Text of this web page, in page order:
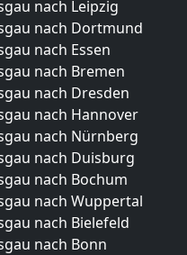
nach Leipzig
nach Dortmund
nach Essen
nach Bremen
nach Dresden
nach Hannover
nach Nürnberg
nach Duisburg
nach Bochum
nach Wuppertal
nach Bielefeld
nach Bonn